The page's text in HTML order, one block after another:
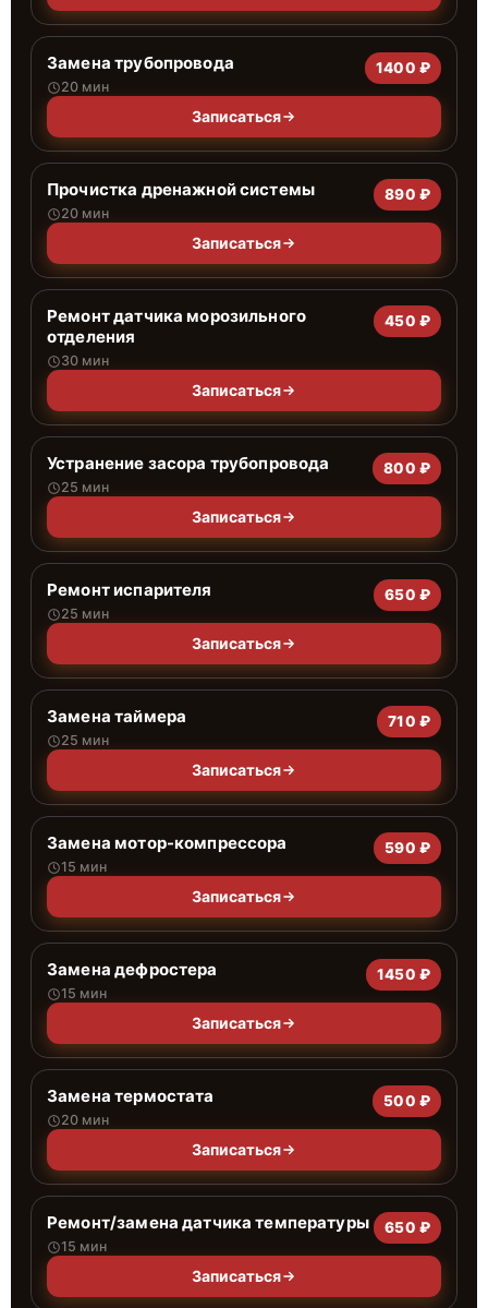
Замена трубопровода
20 мин
1400 ₽
Записаться
Прочистка дренажной системы
20 мин
890 ₽
Записаться
Ремонт датчика морозильного
отделения
30 мин
450 ₽
Записаться
Устранение засора трубопровода
25 мин
800 ₽
Записаться
Ремонт испарителя
25 мин
650 ₽
Записаться
Замена таймера
25 мин
710 ₽
Записаться
Замена мотор-компрессора
15 мин
590 ₽
Записаться
Замена дефростера
15 мин
1450 ₽
Записаться
Замена термостата
20 мин
500 ₽
Записаться
Ремонт/замена датчика температуры
15 мин
650 ₽
Записаться